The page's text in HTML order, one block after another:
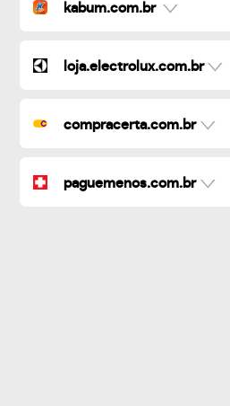
kabum.com.br
loja.electrolux.com.br
compracerta.com.br
paguemenos.com.br